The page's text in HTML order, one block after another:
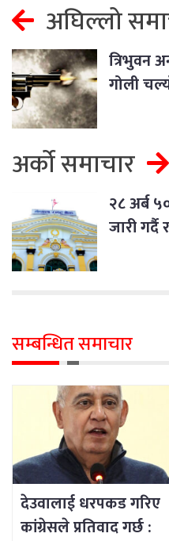
अघिल्लो
त्रिभुवन
गोली
अर्को समाचार
२८ अर्ब
जारी गर्दै
सम्बन्धित समाचार
देउवालाई धरपकड गरिए
कांग्रेसले प्रतिवाद गर्छ :